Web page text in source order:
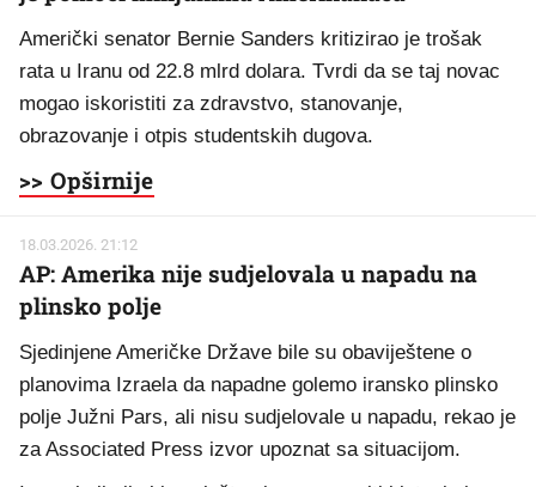
Američki senator Bernie Sanders kritizirao je trošak
rata u Iranu od 22.8 mlrd dolara. Tvrdi da se taj novac
mogao iskoristiti za zdravstvo, stanovanje,
obrazovanje i otpis studentskih dugova.
>> Opširnije
18.03.2026. 21:12
AP: Amerika nije sudjelovala u napadu na
plinsko polje
Sjedinjene Američke Države bile su obaviještene o
planovima Izraela da napadne golemo iransko plinsko
polje Južni Pars, ali nisu sudjelovale u napadu, rekao je
za Associated Press izvor upoznat sa situacijom.